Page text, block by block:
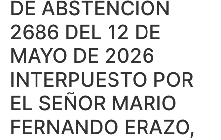
DE ABSTENCION
2686 DEL 12 DE
MAYO DE 2026
INTERPUESTO POR
EL SEÑOR MARIO
FERNANDO ERAZO,